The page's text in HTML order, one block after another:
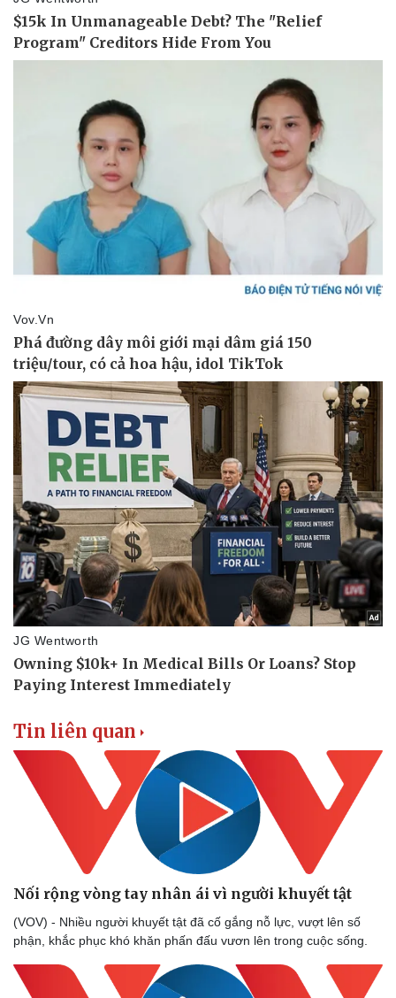
Pháp luật
Vụ án
Tin nóng
Tư vấn luật
Quân sự - Quốc phòng
Vũ khí
Việt Nam
Phân tích
Tin liên quan
Nối rộng vòng tay nhân ái vì người khuyết tật
(VOV) - Nhiều người khuyết tật đã cố gắng nỗ lực, vượt lên số
phận, khắc phục khó khăn phấn đấu vươn lên trong cuộc sống.